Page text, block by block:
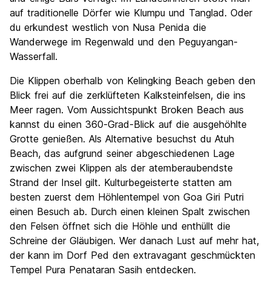
auf traditionelle Dörfer wie Klumpu und Tanglad. Oder
du erkundest westlich von Nusa Penida die
Wanderwege im Regenwald und den Peguyangan-
Wasserfall.
Die Klippen oberhalb von Kelingking Beach geben den
Blick frei auf die zerklüfteten Kalksteinfelsen, die ins
Meer ragen. Vom Aussichtspunkt Broken Beach aus
kannst du einen 360-Grad-Blick auf die ausgehöhlte
Grotte genießen. Als Alternative besuchst du Atuh
Beach, das aufgrund seiner abgeschiedenen Lage
zwischen zwei Klippen als der atemberaubendste
Strand der Insel gilt. Kulturbegeisterte statten am
besten zuerst dem Höhlentempel von Goa Giri Putri
einen Besuch ab. Durch einen kleinen Spalt zwischen
den Felsen öffnet sich die Höhle und enthüllt die
Schreine der Gläubigen. Wer danach Lust auf mehr hat,
der kann im Dorf Ped den extravagant geschmückten
Tempel Pura Penataran Sasih entdecken.